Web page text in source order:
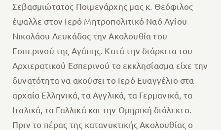
Σεβασμιώτατος Ποιμενάρχης μας κ. Θεόφιλος
έψαλλε στον Ιερό Μητροπολιτικό Ναό Αγίου
Νικολάου Λευκάδος την Ακολουθία του
Εσπερινού της Αγάπης. Κατά την διάρκεια του
Αρχιερατικού Εσπερινού το εκκλησίασμα είχε την
δυνατότητα να ακούσει το Ιερὀ Ευαγγέλιο στα
αρχαία Ελληνικά, τα Αγγλικά, τα Γερμανικά, τα
Ιταλικά, τα Γαλλικά και την Ομηρική διάλεκτο.
Πριν το πέρας της κατανυκτικής Ακολουθίας ο